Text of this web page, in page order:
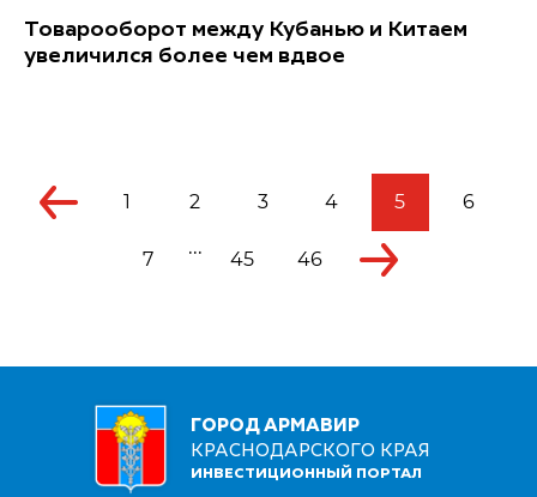
Товарооборот между Кубанью и Китаем
увеличился более чем вдвое
1 2 3 4 5 6
7 ... 45 46
ГОРОД АРМАВИР
КРАСНОДАРСКОГО КРАЯ
ИНВЕСТИЦИОННЫЙ ПОРТАЛ